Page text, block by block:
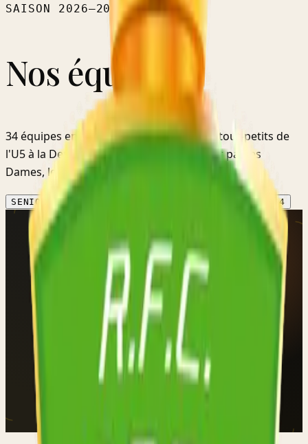
SAISON 2026–2027
Nos équipes.
34équipes engagées cette saison — des tout-petits de
l'U5à la Deuxième provinciale
, en passant par les
Dames, les Réserves et les Vétérans.
SENIORS 4 FILLES4